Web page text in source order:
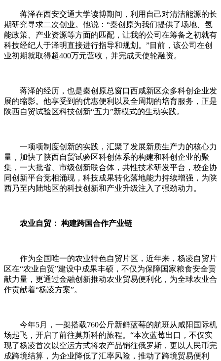
蒋泽在西安交通大学读博期间，利用自己对清洁能源的长
期研究寻求二次创业。他说：“秦创原为我们提供了场地、氢
能政策、产业资源等方面的匹配，让我的公司在筹备之初就有
科技经纪人于泽明直接进行指导和规划。”目前，该公司在创
业初期就取得超400万元营收，并完成天使轮融资。
蒋泽的经历，也是秦创原总窗口西咸新区众多科创企业发
展的缩影。他享受到的优惠便利以及全周期的培育服务，正是
陕西自贸试验区科技创新“五力”新模式的生动实践。
一项项制度创新的实践，汇聚了发展新质生产力的核心力
量，加快了陕西自贸试验区科创体系的构建和科创企业的聚
集，一大批省、市级创新联合体，共性技术研发平台，校企协
同创新平台竞相涌现，科技成果转化落地能力持续增强，为陕
西乃至内陆地区的科技创新和产业升级注入了强劲动力。
农业自贸： 构建跨国合作产业链
作为全国唯一的农业特色自贸片区，近年来，杨凌自贸片
区在“农业自贸”建设中成果丰硕，不仅为保障国家粮食安全贡
献力量，更通过金融创新推动农业贸易便利化，为全球农业合
作贡献着“杨凌方案”。
今年5月，一架搭载760公斤新鲜蓝莓的航班从咸阳国际机
场起飞，开启了前往莫斯科的旅程。“本次蓝莓出口，不仅实
现了杨凌首次以空运方式将农产品销往俄罗斯，更以人民币完
成跨境结算，为企业降低了汇率风险，推动了跨境贸易便利